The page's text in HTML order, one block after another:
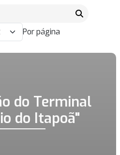
Por página
do Terminal
do Itapoã"